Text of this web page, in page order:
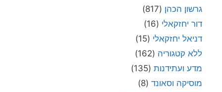
גרשון הכהן (817)
דור יחזקאלי (16)
דניאל יחזקאלי (15)
ללא קטגוריה (162)
מדע ועתידנות (135)
מוסיקה וסאונד (8)